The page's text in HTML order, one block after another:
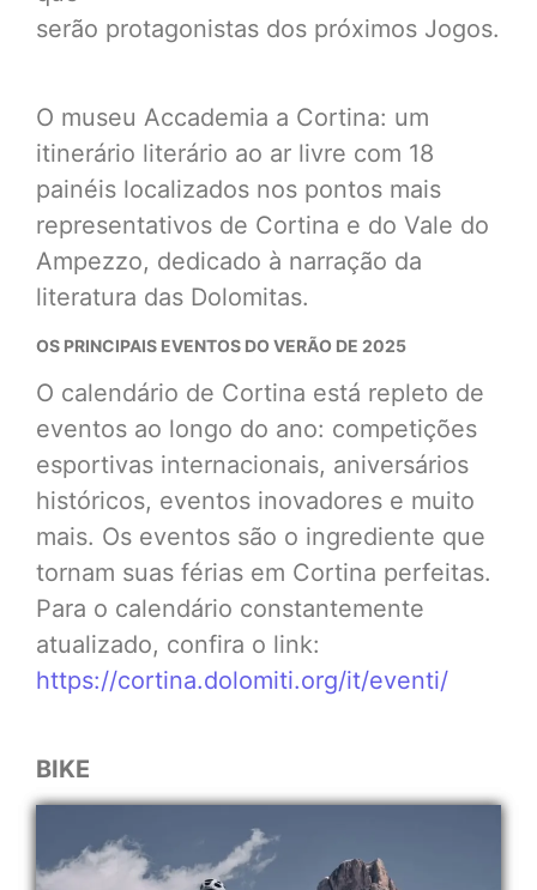
serão protagonistas dos próximos Jogos.
O museu Accademia a Cortina: um
itinerário literário ao ar livre com 18
painéis localizados nos pontos mais
representativos de Cortina e do Vale do
Ampezzo, dedicado à narração da
literatura das Dolomitas.
OS PRINCIPAIS EVENTOS DO VERÃO DE 2025
O calendário de Cortina está repleto de
eventos ao longo do ano: competições
esportivas internacionais, aniversários
históricos, eventos inovadores e muito
mais. Os eventos são o ingrediente que
tornam suas férias em Cortina perfeitas.
Para o calendário constantemente
atualizado, confira o link:
https://cortina.dolomiti.org/it/eventi/
BIKE